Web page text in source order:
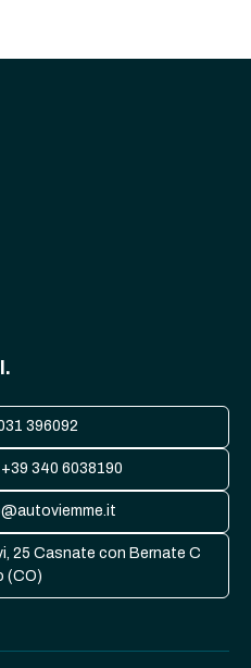
396092
340 6038190
25 Casnate con Bernate C
(CO)